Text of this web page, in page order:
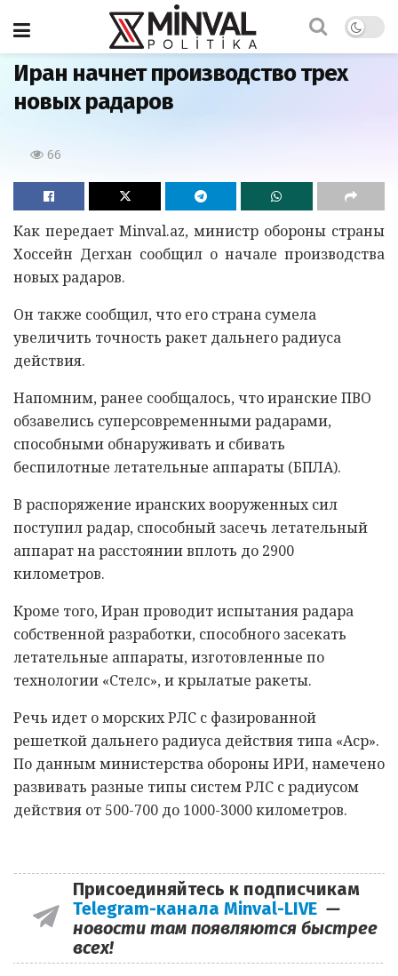
Главная
Иран начнет производство трех
новых радаров
66
Как передает Minval.az, министр обороны страны
Хоссейн Дегхан сообщил о начале производства
новых радаров.
Он также сообщил, что его страна сумела
увеличить точность ракет дальнего радиуса
действия.
Напомним, ранее сообщалось, что иранские ПВО
обзавелись суперсовременными радарами,
способными обнаруживать и сбивать
беспилотные летательные аппараты (БПЛА).
В распоряжение иранских вооруженных сил
поступил радар, способный засечь летательный
аппарат на расстоянии вплоть до 2900
километров.
Кроме того, Иран проводит испытания радара
собственной разработки, способного засекать
летательные аппараты, изготовленные по
технологии «Стелс», и крылатые ракеты.
Речь идет о морских РЛС с фазированной
решеткой дальнего радиуса действия типа «Аср».
По данным министерства обороны ИРИ, намечено
развивать разные типы систем РЛС с радиусом
действия от 500-700 до 1000-3000 километров.
Присоединяйтесь к подписчикам
Telegram-канала Minval-LIVE —
новости там появляются быстрее
всех!